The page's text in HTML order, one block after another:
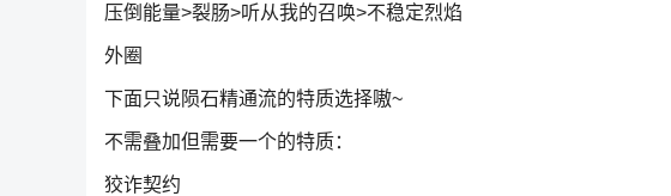
压倒能量>裂肠>听从我的召唤>不稳定烈焰
外圈
下面只说陨石精通流的特质选择嗷~
不需叠加但需要一个的特质：
狡诈契约